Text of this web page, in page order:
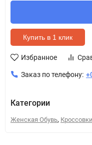
Купить в 1 клик
Избранное
Заказ по телефону:
Категории
Женская Обувь,